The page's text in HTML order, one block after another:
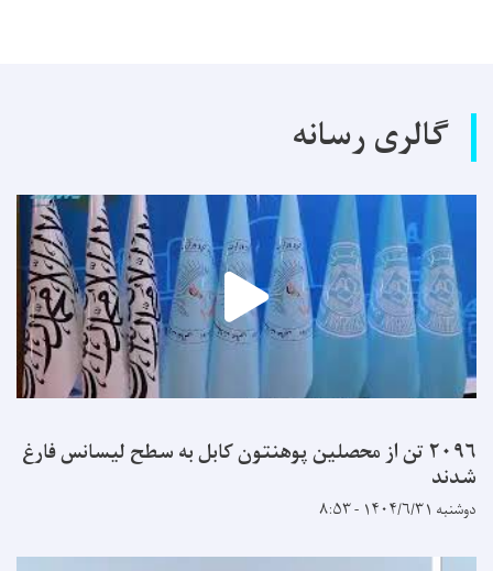
گالری رسانه
۲۰۹۶ تن از محصلین پوهنتون کابل به سطح لیسانس فارغ
شدند
دوشنبه ۱۴۰۴/۶/۳۱ - ۸:۵۳